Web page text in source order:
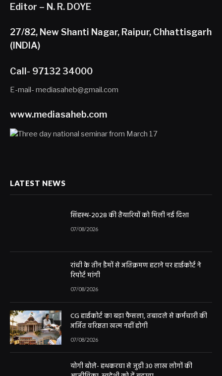
Editor – N. R. DOYE
27/82, New Shanti Nagar, Raipur, Chhattisgarh
(INDIA)
Call- 97132 34000
E-mail- mediasaheb@gmail.com
www.mediasaheb.com
LATEST NEWS
सिंहस्थ-2028 की तैयारियों को मिली नई दिशा
07/08/2026
रांची के तीन डैमों से अतिक्रमण हटाने पर हाईकोर्ट ने
रिपोर्ट मांगी
07/08/2026
CG हाईकोर्ट का बड़ा फैसला, तबादले से कर्मचारी की
अर्जित वरिष्ठता खत्म नहीं होगी
07/08/2026
योगी बोले- हथकरघा से जुड़ी 30 लाख लोगों की